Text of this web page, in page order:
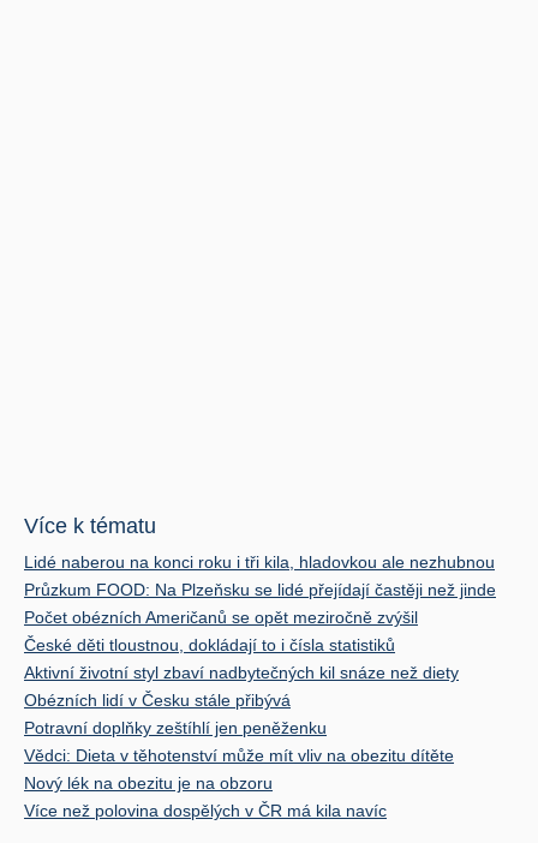
Více k tématu
Lidé naberou na konci roku i tři kila, hladovkou ale nezhubnou
Průzkum FOOD: Na Plzeňsku se lidé přejídají častěji než jinde
Počet obézních Američanů se opět meziročně zvýšil
České děti tloustnou, dokládají to i čísla statistiků
Aktivní životní styl zbaví nadbytečných kil snáze než diety
Obézních lidí v Česku stále přibývá
Potravní doplňky zeštíhlí jen peněženku
Vědci: Dieta v těhotenství může mít vliv na obezitu dítěte
Nový lék na obezitu je na obzoru
Více než polovina dospělých v ČR má kila navíc